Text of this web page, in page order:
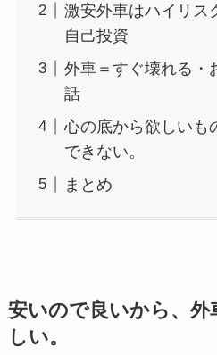
激安外車はハイリス
自己投資
外車＝すぐ壊れる・
話
心の底から欲しいも
できない。
まとめ
安いので良いから、
しい。